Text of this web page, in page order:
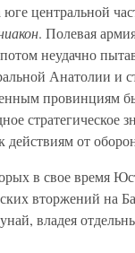
центральной
. Полевая
неудачно
Анатолии и
провинциям
стратегическое
действиям от
в свое время
вторжений на
владея